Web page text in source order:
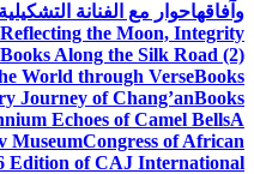
وآفاقهاحوار مع الفنانة
the Moon, Integrity
Books Along the Silk Road (2)
World through VerseBooks
Journey of Chang’anBooks
Echoes of Camel BellsA
MuseumCongress of African
Edition of CAJ International